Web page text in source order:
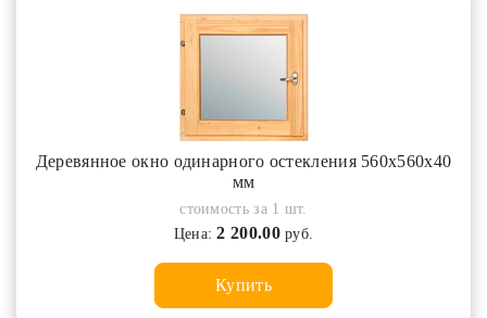
Деревянное окно одинарного остекления 560х560х40
мм
стоимость за 1 шт.
Цена:2 200.00руб.
Купить